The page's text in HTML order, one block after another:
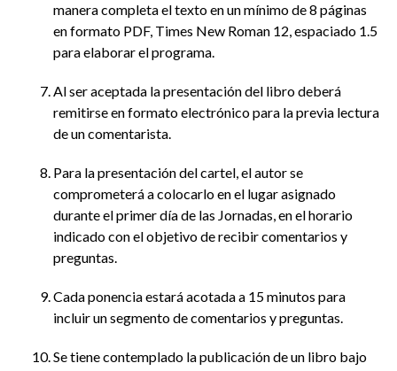
manera completa el texto en un mínimo de 8 páginas
en formato PDF, Times New Roman 12, espaciado 1.5
para elaborar el programa.
Al ser aceptada la presentación del libro deberá
remitirse en formato electrónico para la previa lectura
de un comentarista.
Para la presentación del cartel, el autor se
comprometerá a colocarlo en el lugar asignado
durante el primer día de las Jornadas, en el horario
indicado con el objetivo de recibir comentarios y
preguntas.
Cada ponencia estará acotada a 15 minutos para
incluir un segmento de comentarios y preguntas.
Se tiene contemplado la publicación de un libro bajo